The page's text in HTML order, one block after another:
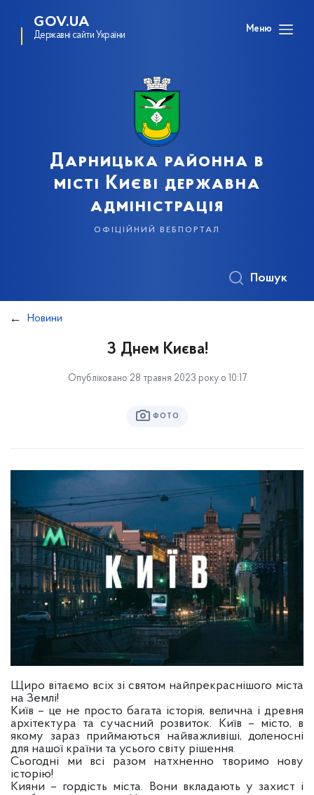
GOV.UA
Державні сайти України
Меню
Дарницька районна в
місті Києві державна
адміністрація
офіційний вебпортал
Пошук
Новини
З Днем Києва!
Опубліковано 28 травня 2023 року о 10:17
ФОТО
Щиро вітаємо всіх зі святом найпрекраснішого міста
на Землі!
Київ – це не просто багата історія, велична і древня
архітектура та сучасний розвиток. Київ – місто, в
якому зараз приймаються найважливіші, доленосні
для нашої країни та усього світу рішення.
Сьогодні ми всі разом натхненно творимо нову
історію!
Кияни – гордість міста. Вони вкладають у захист і